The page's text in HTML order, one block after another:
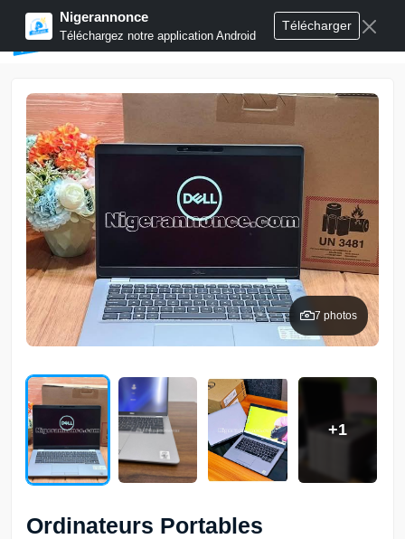
Nigerannonce
Téléchargez notre application Android
Télécharger
Publier annonces
7 photos
+1
Ordinateurs Portables